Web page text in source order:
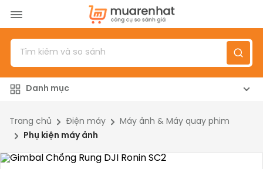
Menu
Sản phẩm
Đánh giá sản phẩm
Đăng nhập/ Đăng ký
Danh mục
Trang chủ Điện máy
Máy ảnh & Máy quay phim
Phụ kiện máy ảnh